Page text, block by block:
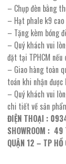
– Chụp đèn bằng
– Hạt phale k9
– Tặng kèm bóng
– Quý khách vui
đặt tại TPHCM nếu
– Giao hàng toàn
toán khi nhận được
– Quý khách vui
chi tiết về sản
ĐIỆN THOẠI :
SHOWROOM : 49
QUẬN 12 – TP